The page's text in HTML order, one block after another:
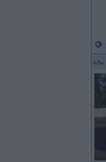
edw